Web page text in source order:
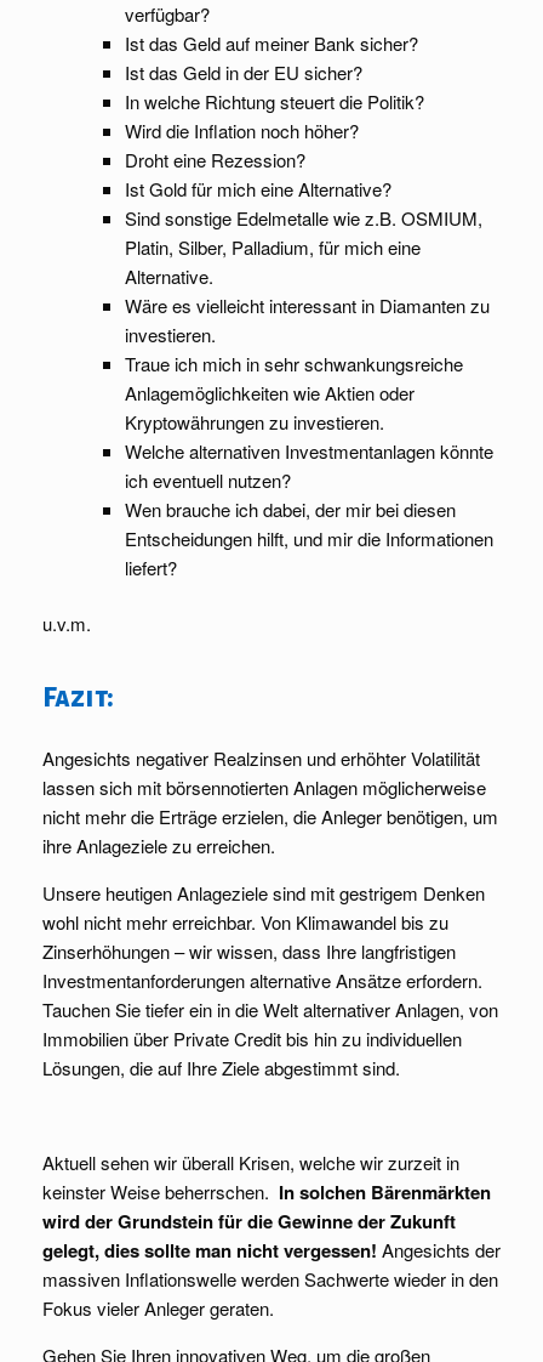
verfügbar?
Ist das Geld auf meiner Bank sicher?
Ist das Geld in der EU sicher?
In welche Richtung steuert die Politik?
Wird die Inflation noch höher?
Droht eine Rezession?
Ist Gold für mich eine Alternative?
Sind sonstige Edelmetalle wie z.B. OSMIUM,
Platin, Silber, Palladium, für mich eine
Alternative.
Wäre es vielleicht interessant in Diamanten zu
investieren.
Traue ich mich in sehr schwankungsreiche
Anlagemöglichkeiten wie Aktien oder
Kryptowährungen zu investieren.
Welche alternativen Investmentanlagen könnte
ich eventuell nutzen?
Wen brauche ich dabei, der mir bei diesen
Entscheidungen hilft, und mir die Informationen
liefert?
u.v.m.
Fazit:
Angesichts negativer Realzinsen und erhöhter Volatilität
lassen sich mit börsennotierten Anlagen möglicherweise
nicht mehr die Erträge erzielen, die Anleger benötigen, um
ihre Anlageziele zu erreichen.
Unsere heutigen Anlageziele sind mit gestrigem Denken
wohl nicht mehr erreichbar. Von Klimawandel bis zu
Zinserhöhungen – wir wissen, dass Ihre langfristigen
Investmentanforderungen alternative Ansätze erfordern.
Tauchen Sie tiefer ein in die Welt alternativer Anlagen, von
Immobilien über Private Credit bis hin zu individuellen
Lösungen, die auf Ihre Ziele abgestimmt sind.
Aktuell sehen wir überall Krisen, welche wir zurzeit in
keinster Weise beherrschen. In solchen Bärenmärkten
wird der Grundstein für die Gewinne der Zukunft
gelegt, dies sollte man nicht vergessen! Angesichts der
massiven Inflationswelle werden Sachwerte wieder in den
Fokus vieler Anleger geraten.
Gehen Sie Ihren innovativen Weg, um die großen